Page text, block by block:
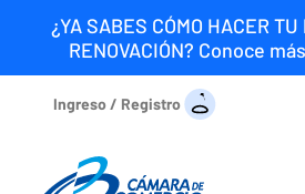
¿YA SABES CÓMO HACER TU
RENOVACIÓN? Conoce
Ingreso / Registro